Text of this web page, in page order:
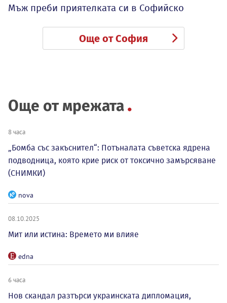
Мъж преби приятелката си в Софийско
Още от София
Още от мрежата
8 часа
„Бомба със закъснител“: Потъналата съветска ядрена
подводница, която крие риск от токсично замърсяване
(СНИМКИ)
nova
08.10.2025
Мит или истина: Времето ми влияе
edna
6 часа
Нов скандал разтърси украинската дипломация,